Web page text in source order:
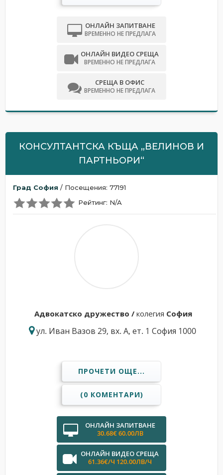
ОНЛАЙН ЗАПИТВАНЕ
ВРЕМЕННО НЕ ПРЕДЛАГА
ОНЛАЙН ВИДЕО СРЕЩА
ВРЕМЕННО НЕ ПРЕДЛАГА
СРЕЩА В ОФИС
ВРЕМЕННО НЕ ПРЕДЛАГА
КОНСУЛТАНТСКА КЪЩА „ВЕЛИНОВ И
ПАРТНЬОРИ“
Град София / Посещения: 77191
Рейтинг: N/A
Адвокатскo дружествo / колегия София
ул. Иван Вазов 29, вх. А, ет. 1 София 1000
ПРОЧЕТИ ОЩЕ...
(0 КОМЕНТАРИ)
ОНЛАЙН ЗАПИТВАНЕ
30.68€ 60.00ЛВ
ОНЛАЙН ВИДЕО СРЕЩА
61.36€/Ч 120.00ЛВ/Ч